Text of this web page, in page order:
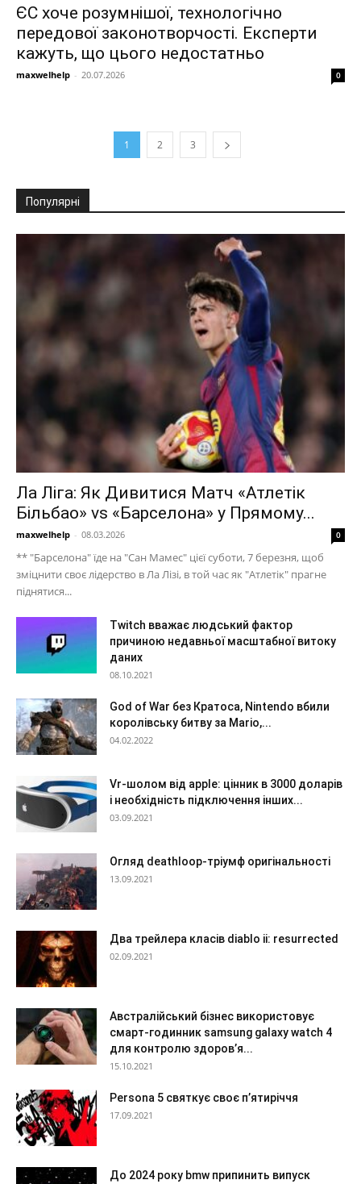
ЄС хоче розумнішої, технологічно
передової законотворчості. Експерти
кажуть, що цього недостатньо
maxwelhelp - 20.07.2026 0
1 2 3
Популярні
Ла Ліга: Як Дивитися Матч «Атлетік
Більбао» vs «Барселона» у Прямому...
maxwelhelp - 08.03.2026 0
** "Барселона" їде на "Сан Мамес" цієї суботи, 7 березня, щоб
зміцнити своє лідерство в Ла Лізі, в той час як "Атлетік" прагне
піднятися...
Twitch вважає людський фактор
причиною недавньої масштабної витоку
даних
08.10.2021
God of War без Кратоса, Nintendo вбили
королівську битву за Mario,...
04.02.2022
Vr-шолом від apple: цінник в 3000 доларів
і необхідність підключення інших...
03.09.2021
Огляд deathloop-тріумф оригінальності
13.09.2021
Два трейлера класів diablo ii: resurrected
02.09.2021
Австралійський бізнес використовує
смарт-годинник samsung galaxy watch 4
для контролю здоров’я...
15.10.2021
Persona 5 святкує своє п’ятиріччя
17.09.2021
До 2024 року bmw припинить випуск